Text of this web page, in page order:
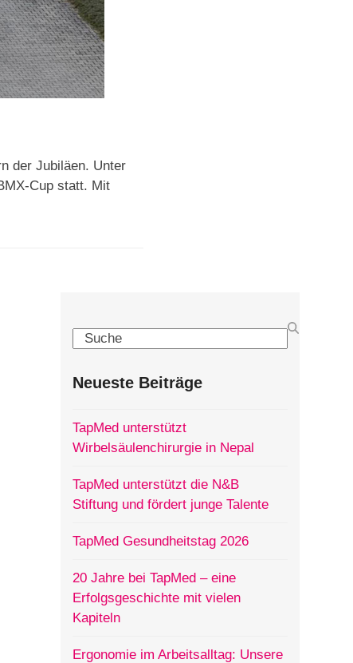
der Jubiläen. Unter
Cup statt. Mit
Search
Neueste Beiträge
TapMed unterstützt
Wirbelsäulenchirurgie in Nepal
TapMed unterstützt die N&B
Stiftung und fördert junge Talente
TapMed Gesundheitstag 2026
20 Jahre bei TapMed – eine
Erfolgsgeschichte mit vielen
Kapiteln
Ergonomie im Arbeitsalltag: Unsere